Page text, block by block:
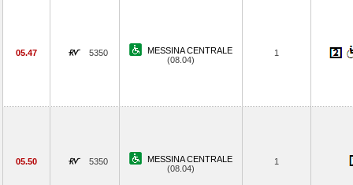
05.47 5350
MESSINA CENTRALE
(08.04)
1
05.50 5350
MESSINA CENTRALE
(08.04)
1